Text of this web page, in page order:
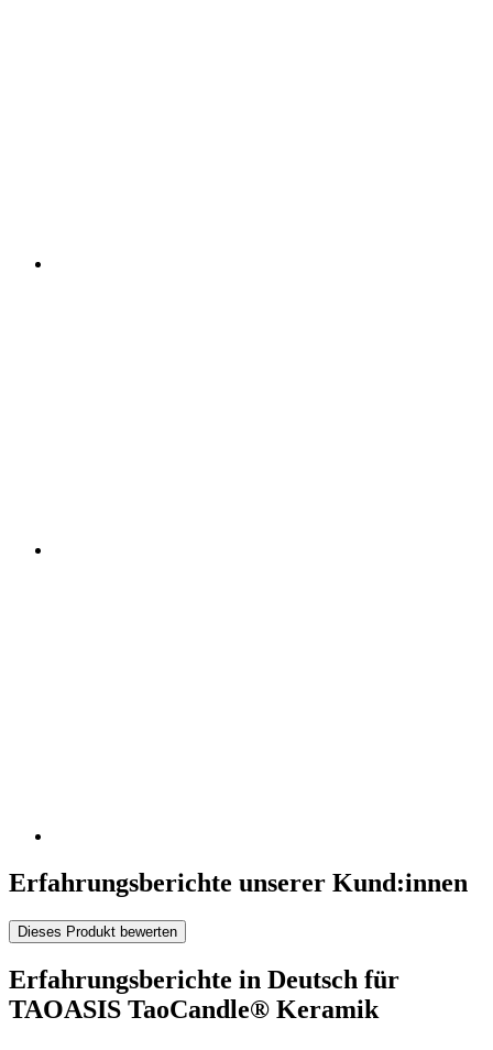
Erfahrungsberichte unserer Kund:innen
Dieses Produkt bewerten
Erfahrungsberichte in Deutsch für
TAOASIS TaoCandle® Keramik